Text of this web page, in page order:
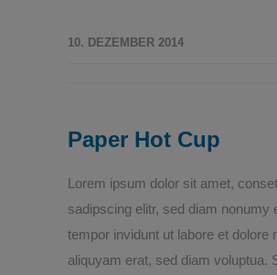
10. DEZEMBER 2014
Paper Hot Cup
Lorem ipsum dolor sit amet,
sadipscing elitr, sed diam nonumy
tempor invidunt ut labore et dolore
aliquyam erat, sed diam voluptua.